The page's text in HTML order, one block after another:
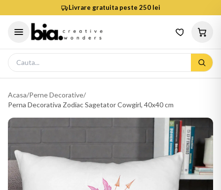
Livrare gratuita peste 250 lei
Acasa/Perne Decorative/
Perna Decorativa Zodiac Sagetator Cowgirl, 40x40 cm